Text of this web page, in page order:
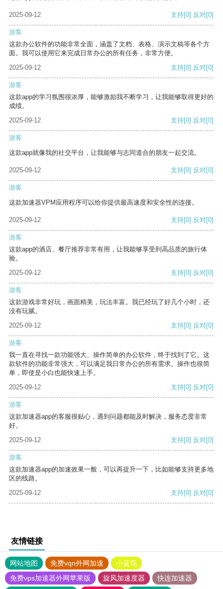
2025-09-12 支持[0] 反对[0]
游客
这款办公软件的功能非常全面，涵盖了文档、表格、演示文稿等各个方
面。我可以使用它来完成日常办公的所有任务，非常方便。
2025-09-12
支持[0] 反对[0]
游客
这款app的学习氛围很浓厚，能够激励我不断学习，让我能够取得更好的
成绩。
2025-09-12
支持[0] 反对[0]
游客
这款app就像我的社交平台，让我能够与志同道合的朋友一起交流。
2025-09-12 支持[0] 反对[0]
游客
这款加速器VPM应用程序可以给你提供最高速度和安全性的连接。
2025-09-12 支持[0] 反对[0]
游客
这款app的酒店、餐厅推荐非常有用，让我能够享受到高品质的旅行体
验。
2025-09-12
支持[0] 反对[0]
游客
这款游戏非常好玩，画面精美，玩法丰富。我已经玩了好几个小时，还
没有玩腻。
2025-09-12
支持[0] 反对[0]
游客
我一直在寻找一款功能强大、操作简单的办公软件，终于找到了它。这
款软件的功能非常强大，可以满足我日常办公的所有需求。操作也很简
单，即使是小白也能快速上手。
2025-09-12
支持[0] 反对[0]
游客
这款加速器app的客服很贴心，遇到问题都能及时解决，服务态度非常
好。
2025-09-12
支持[0] 反对[0]
游客
这款加速器app的加速效果一般，可以再提升一下，比如能够支持更多地
区的线路。
2025-09-12
支持[0] 反对[0]
友情链接
网站地图 免费vqn外网加速
小蓝鸟
免费vps加速器外网苹果版
旋风加速度器 快连加速器